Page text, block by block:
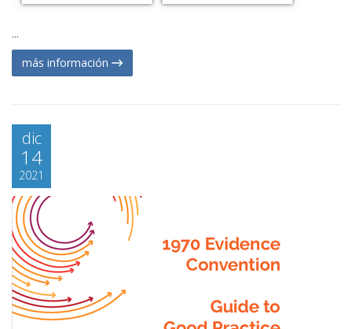
...
más información
dic
14
2021